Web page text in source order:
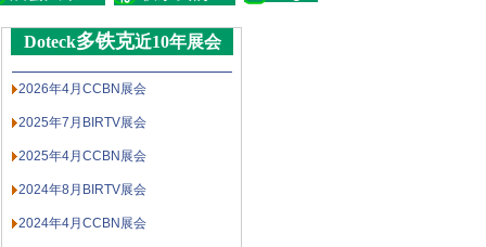
Doteck多铁克近10年展会
2026年4月CCBN展会
2025年7月BIRTV展会
2025年4月CCBN展会
2024年8月BIRTV展会
2024年4月CCBN展会